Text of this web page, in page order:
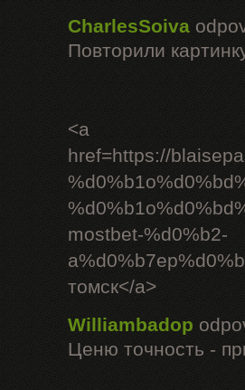
CharlesSoiva
Повторили
<a
href=https://
mostbet-%d0%b2-
томск</a>
Williambadop
Ценю точность -